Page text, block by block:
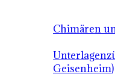
Chimären
Geisenheim)